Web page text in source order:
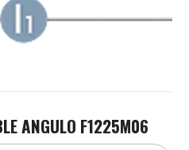
ANGULO F1225M06